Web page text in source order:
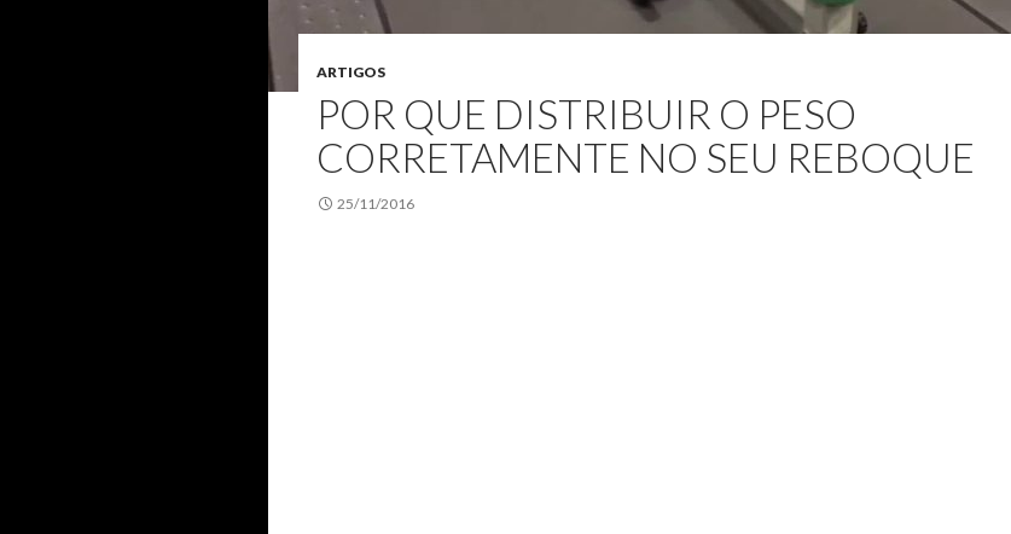
ARTIGOS
POR QUE DISTRIBUIR O PESO
CORRETAMENTE NO SEU REBOQUE
25/11/2016